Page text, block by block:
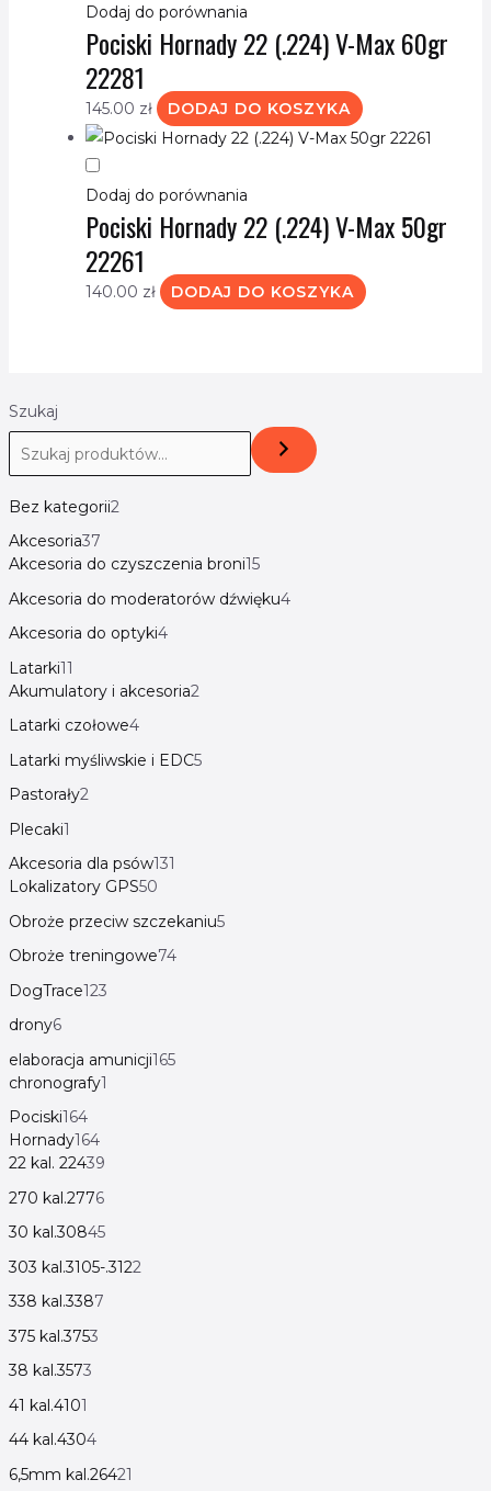
Szukaj
Bez kategorii2
Akcesoria37
Akcesoria do czyszczenia broni15
Akcesoria do moderatorów dźwięku4
Akcesoria do optyki4
Latarki11
Akumulatory i akcesoria2
Latarki czołowe4
Latarki myśliwskie i EDC5
Pastorały2
Plecaki1
Akcesoria dla psów131
Lokalizatory GPS50
Obroże przeciw szczekaniu5
Obroże treningowe74
DogTrace123
drony6
elaboracja amunicji165
chronografy1
Pociski164
Hornady164
22 kal. 22439
270 kal.2776
30 kal.30845
303 kal.3105-.3122
338 kal.3387
375 kal.3753
38 kal.3573
41 kal.4101
44 kal.4304
6,5mm kal.26421
Dodaj do porównania
Pociski Hornady 22 (.224) V-Max 60gr
22281
145.00 zł DODAJ DO KOSZYKA
Dodaj do porównania
Pociski Hornady 22 (.224) V-Max 50gr
22261
140.00 zł DODAJ DO KOSZYKA